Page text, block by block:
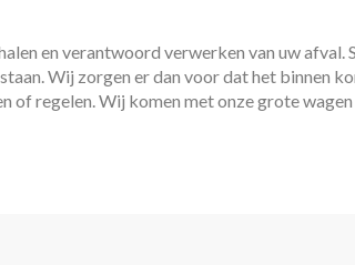
en verantwoord verwerken van uw afval.
Wij zorgen er dan voor dat het binnen
regelen. Wij komen met onze grote wagen